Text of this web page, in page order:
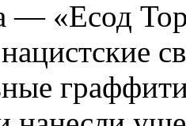
— «Есод